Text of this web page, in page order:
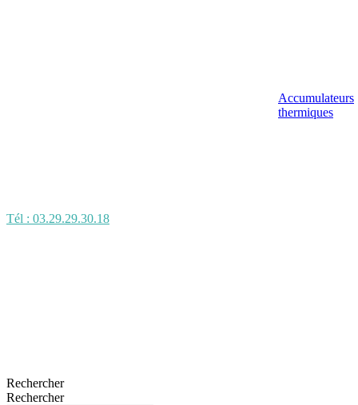
Accumulateurs
thermiques
Tél : 03.29.29.30.18
Rechercher
Rechercher